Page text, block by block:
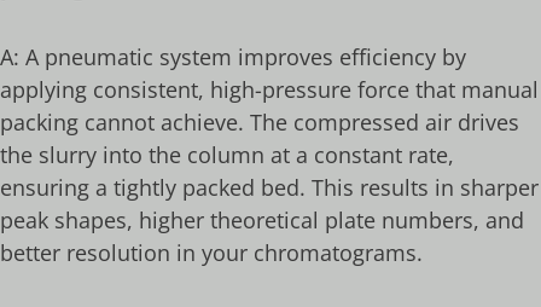
A: A pneumatic system improves efficiency by
applying consistent, high-pressure force that manual
packing cannot achieve. The compressed air drives
the slurry into the column at a constant rate,
ensuring a tightly packed bed. This results in sharper
peak shapes, higher theoretical plate numbers, and
better resolution in your chromatograms.